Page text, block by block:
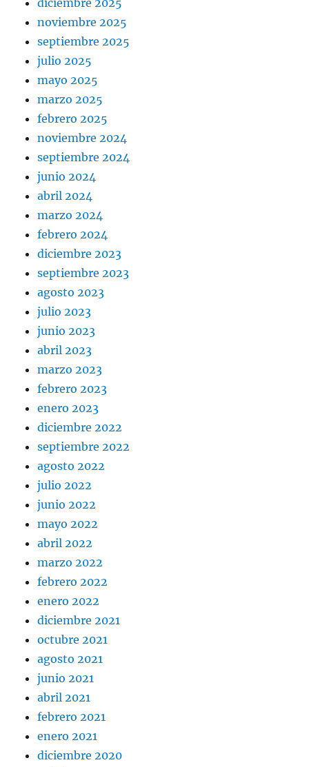
diciembre 2025
noviembre 2025
septiembre 2025
julio 2025
mayo 2025
marzo 2025
febrero 2025
noviembre 2024
septiembre 2024
junio 2024
abril 2024
marzo 2024
febrero 2024
diciembre 2023
septiembre 2023
agosto 2023
julio 2023
junio 2023
abril 2023
marzo 2023
febrero 2023
enero 2023
diciembre 2022
septiembre 2022
agosto 2022
julio 2022
junio 2022
mayo 2022
abril 2022
marzo 2022
febrero 2022
enero 2022
diciembre 2021
octubre 2021
agosto 2021
junio 2021
abril 2021
febrero 2021
enero 2021
diciembre 2020